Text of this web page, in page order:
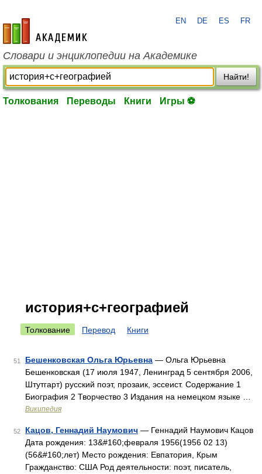
academic.ru
EN DE ES FR
Словари и энциклопедии на Академике
Найти!
Толкования Переводы Книги Игры ⚽
история+с+географией
Толкование Перевод Книги
51 Бешенковская Ольга Юрьевна — Ольга Юрьевна
Бешенковская (17 июля 1947, Ленинград 5 сентября 2006,
Штутгарт) русский поэт, прозаик, эссеист. Содержание 1
Биография 2 Творчество 3 Издания на немецком языке …
Википедия
52 Кацов, Геннадий Наумович — Геннадий Наумович Кацов
Дата рождения: 13&#160;февраля 1956(1956 02 13)
(56&#160;лет) Место рождения: Евпатория, Крым
Гражданство: США Род деятельности: поэт, писатель,